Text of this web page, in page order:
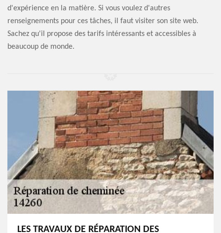
d'expérience en la matière. Si vous voulez d'autres
renseignements pour ces tâches, il faut visiter son site web.
Sachez qu'il propose des tarifs intéressants et accessibles à
beaucoup de monde.
LES TRAVAUX DE RÉPARATION DES